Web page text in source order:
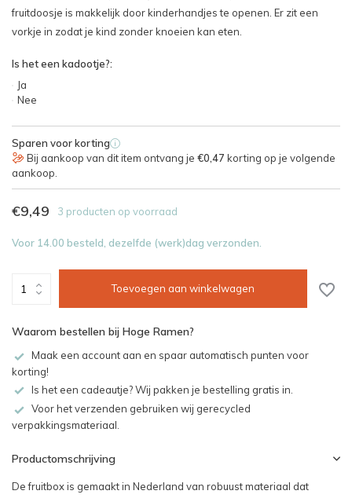
fruitdoosje is makkelijk door kinderhandjes te openen. Er zit een
vorkje in zodat je kind zonder knoeien kan eten.
Is het een kadootje?:
Ja
Nee
Sparen voor korting i
Bij aankoop van dit item ontvang je €0,47 korting op je volgende
aankoop.
€9,49 3 producten op voorraad
Voor 14.00 besteld, dezelfde (werk)dag verzonden.
Toevoegen aan winkelwagen
Waarom bestellen bij Hoge Ramen?
Maak een account aan en spaar automatisch punten voor
korting!
Is het een cadeautje? Wij pakken je bestelling gratis in.
Voor het verzenden gebruiken wij gerecycled
verpakkingsmateriaal.
Productomschrijving
De fruitbox is gemaakt in Nederland van robuust materiaal dat